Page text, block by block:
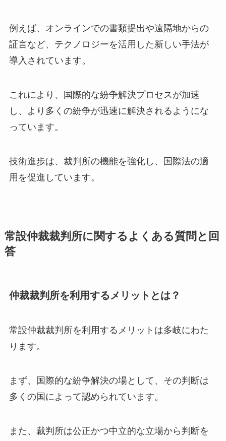
例えば、オンラインでの書類提出や遠隔地からの
証言など、テクノロジーを活用した新しい手法が
導入されています。
これにより、国際的な紛争解決プロセスが加速
し、より多くの紛争が迅速に解決されるようにな
っています。
技術進歩は、裁判所の機能を強化し、国際法の適
用を促進しています。
常設仲裁裁判所に関するよくある質問と回
答
仲裁裁判所を利用するメリットとは？
常設仲裁裁判所を利用するメリットは多岐にわた
ります。
まず、国際的な紛争解決の場として、その判断は
多くの国によって認められています。
また、裁判所は公正かつ中立的な立場から判断を